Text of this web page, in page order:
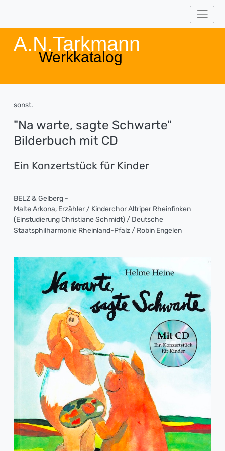
A.N.Tarkmann
Werkkatalog
sonst.
"Na warte, sagte Schwarte"
Bilderbuch mit CD
Ein Konzertstück für Kinder
BELZ & Gelberg -
Malte Arkona, Erzähler / Kinderchor Altriper Rheinfinken
(Einstudierung Christiane Schmidt) / Deutsche
Staatsphilharmonie Rheinland-Pfalz / Robin Engelen